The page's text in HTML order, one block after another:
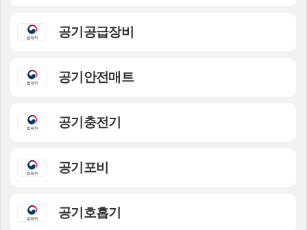
공기공급장비
공기안전매트
공기충전기
공기포비
공기호흡기